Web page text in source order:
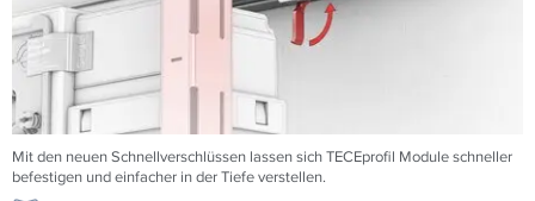
Mit den neuen Schnellverschlüssen lassen sich TECEprofil Module schneller
befestigen und einfacher in der Tiefe verstellen.